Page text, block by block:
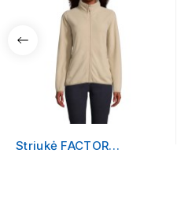
Striukė FACTOR